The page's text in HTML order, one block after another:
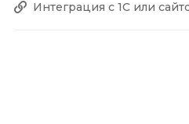
Интеграция с 1С или